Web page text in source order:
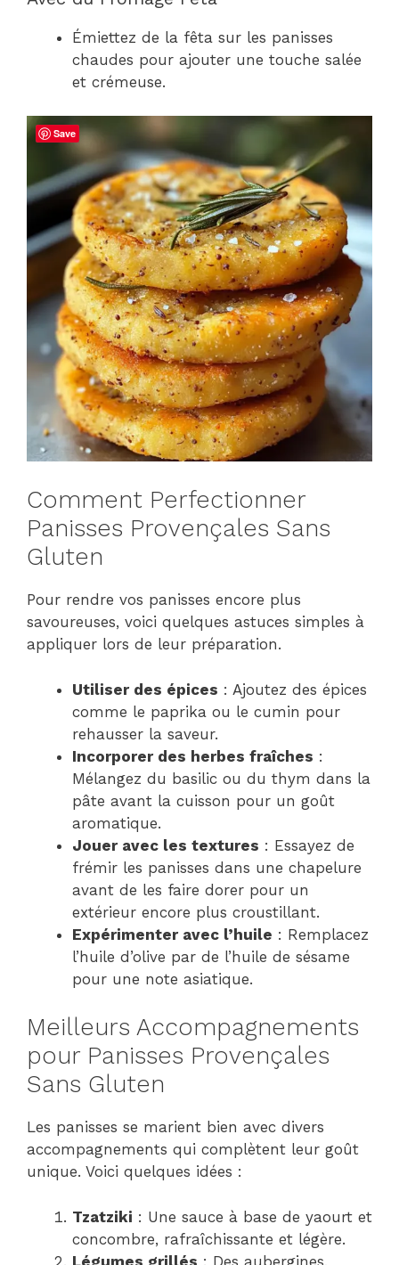
Émiettez de la fêta sur les panisses
chaudes pour ajouter une touche salée
et crémeuse.
Comment Perfectionner
Panisses Provençales Sans
Gluten
Pour rendre vos panisses encore plus
savoureuses, voici quelques astuces simples à
appliquer lors de leur préparation.
Utiliser des épices : Ajoutez des épices
comme le paprika ou le cumin pour
rehausser la saveur.
Incorporer des herbes fraîches :
Mélangez du basilic ou du thym dans la
pâte avant la cuisson pour un goût
aromatique.
Jouer avec les textures : Essayez de
frémir les panisses dans une chapelure
avant de les faire dorer pour un
extérieur encore plus croustillant.
Expérimenter avec l’huile : Remplacez
l’huile d’olive par de l’huile de sésame
pour une note asiatique.
Meilleurs Accompagnements
pour Panisses Provençales
Sans Gluten
Les panisses se marient bien avec divers
accompagnements qui complètent leur goût
unique. Voici quelques idées :
Tzatziki : Une sauce à base de yaourt et
concombre, rafraîchissante et légère.
Légumes grillés : Des aubergines,
Save